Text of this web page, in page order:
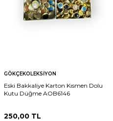
GÖKÇEKOLEKSIYON
Eski Bakkaliye Karton Kısmen Dolu
Kutu Düğme AOB6146
250,00 TL